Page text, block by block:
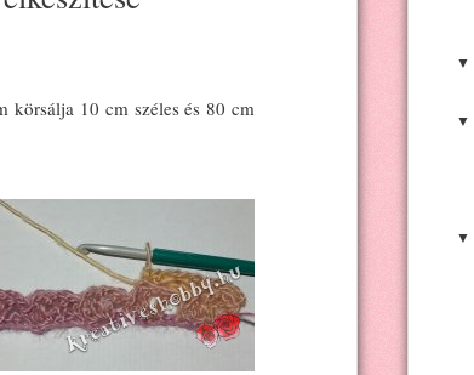
körsálja 10 cm széles és 80 cm
▼
▼
▼